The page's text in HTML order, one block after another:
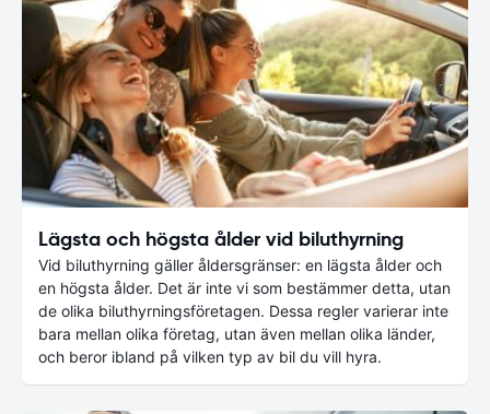
Lägsta och högsta ålder vid biluthyrning
Vid biluthyrning gäller åldersgränser: en lägsta ålder och
en högsta ålder. Det är inte vi som bestämmer detta, utan
de olika biluthyrningsföretagen. Dessa regler varierar inte
bara mellan olika företag, utan även mellan olika länder,
och beror ibland på vilken typ av bil du vill hyra.